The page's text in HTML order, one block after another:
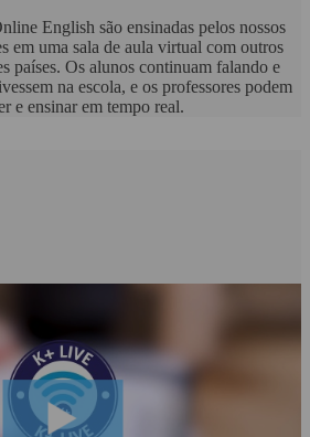
English são ensinadas pelos nossos
em uma sala de aula virtual com outros
países. Os alunos continuam falando e
na escola, e os professores podem
e ensinar em tempo real.